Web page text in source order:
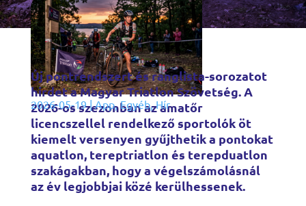
2026-05-19|App,Egyéb,Hír
Új pontrendszert és ranglista-sorozatot
hirdet a Magyar Triatlon Szövetség. A
2026-os szezonban az amatőr
licencszellel rendelkező sportolók öt
kiemelt versenyen gyűjthetik a pontokat
aquatlon, tereptriatlon és terepduatlon
szakágakban, hogy a végelszámolásnál
az év legjobbjai közé kerülhessenek.